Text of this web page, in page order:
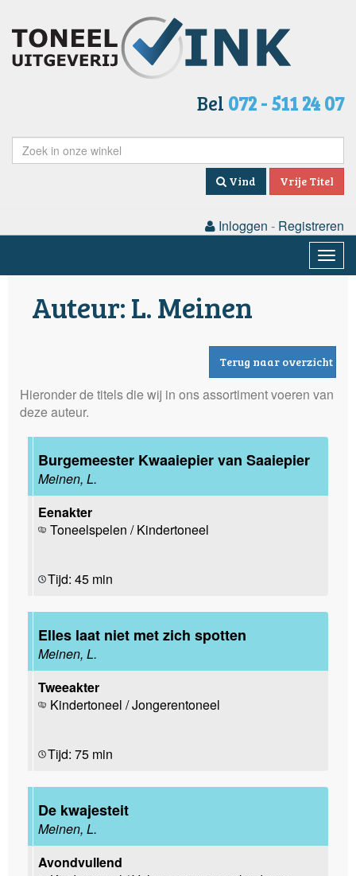
Bel 072 - 511 24 07
Vind Vrije Titel
Inloggen - Registreren
Auteur: L. Meinen
Terug naar overzicht
Hieronder de titels die wij in ons assortiment voeren van
deze auteur.
Burgemeester Kwaaiepier van Saaiepier
Meinen, L.
Eenakter
Toneelspelen / Kindertoneel
Tijd: 45 min
Elles laat niet met zich spotten
Meinen, L.
Tweeakter
Kindertoneel / Jongerentoneel
Tijd: 75 min
De kwajesteit
Meinen, L.
Avondvullend